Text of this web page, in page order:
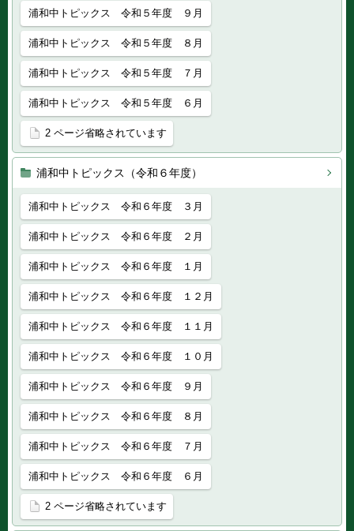
浦和中トピックス 令和５年度 ９月
浦和中トピックス 令和５年度 ８月
浦和中トピックス 令和５年度 ７月
浦和中トピックス 令和５年度 ６月
2 ページ省略されています
浦和中トピックス（令和６年度）
浦和中トピックス 令和６年度 ３月
浦和中トピックス 令和６年度 ２月
浦和中トピックス 令和６年度 １月
浦和中トピックス 令和６年度 １２月
浦和中トピックス 令和６年度 １１月
浦和中トピックス 令和６年度 １０月
浦和中トピックス 令和６年度 ９月
浦和中トピックス 令和６年度 ８月
浦和中トピックス 令和６年度 ７月
浦和中トピックス 令和６年度 ６月
2 ページ省略されています